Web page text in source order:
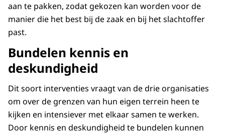
aan te pakken, zodat gekozen kan worden voor de
manier die het best bij de zaak en bij het slachtoffer
past.
Bundelen kennis en
deskundigheid
Dit soort interventies vraagt van de drie organisaties
om over de grenzen van hun eigen terrein heen te
kijken en intensiever met elkaar samen te werken.
Door kennis en deskundigheid te bundelen kunnen